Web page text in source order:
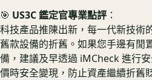
🎯 US3C 鑑定官專業點評 ：
科技產品推陳出新，每一代新技術
舊款設備的折舊。如果您手邊有閒
備，建議及早透過 iMCheck 進行
價時安全變現，防止資產繼續折舊